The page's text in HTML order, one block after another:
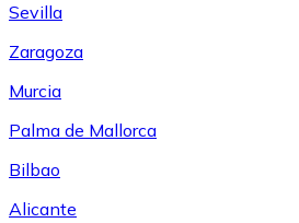
Sevilla
Zaragoza
Murcia
Palma de Mallorca
Bilbao
Alicante